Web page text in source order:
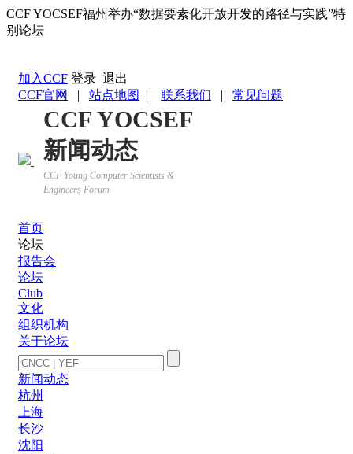
CCF YOCSEF福州举办“数据要素化开放开发的路径与实践”特
别论坛
加入CCF 登录 退出
CCF官网
| 站点地图 | 联系我们 | 常见问题
CCF YOCSEF
新闻动态
CCF Young Computer Scientists &
Engineers Forum
首页
论坛
报告会
论坛
Club
文化
组织机构
关于论坛
新闻动态
杭州
上海
长沙
沈阳